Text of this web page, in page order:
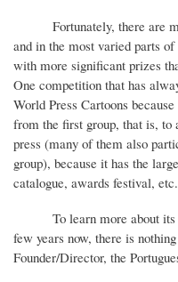
Fortunately, there are
and in the most varied parts
with more significant prizes
One competition that has
World Press Cartoons
from the first group, that is, to
press (many of them also
group), because it has the
catalogue, awards festival, etc.
To learn more about its
few years now, there is
Founder/Director, the